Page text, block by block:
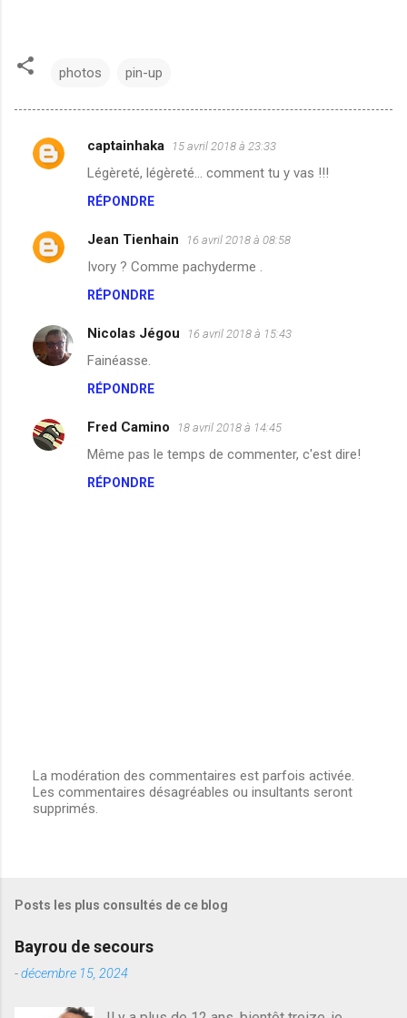
photos pin-up
C
m
e
a
i
s
captainhaka 15 avril 2018 à 23:33
Légèreté, légèreté... comment tu y vas !!!
RÉPONDRE
Jean Tienhain 16 avril 2018 à 08:58
Ivory ? Comme pachyderme .
RÉPONDRE
Nicolas Jégou 16 avril 2018 à 15:43
Fainéasse.
RÉPONDRE
Fred Camino 18 avril 2018 à 14:45
Même pas le temps de commenter, c'est dire!
RÉPONDRE
E
n
t
e
r
u
La modération des commentaires est parfois activée.
Les commentaires désagréables ou insultants seront
supprimés.
Posts les plus consultés de ce blog
Bayrou de secours
-décembre 15, 2024